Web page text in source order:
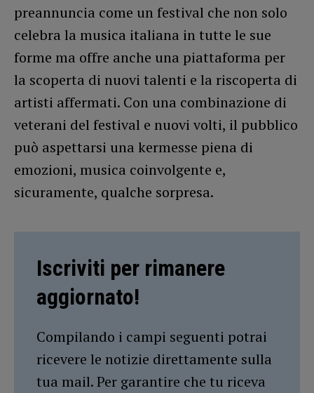
preannuncia come un festival che non solo
celebra la musica italiana in tutte le sue
forme ma offre anche una piattaforma per
la scoperta di nuovi talenti e la riscoperta di
artisti affermati. Con una combinazione di
veterani del festival e nuovi volti, il pubblico
può aspettarsi una kermesse piena di
emozioni, musica coinvolgente e,
sicuramente, qualche sorpresa.
Iscriviti per rimanere
aggiornato!
Compilando i campi seguenti potrai
ricevere le notizie direttamente sulla
tua mail. Per garantire che tu riceva